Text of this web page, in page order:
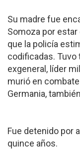
Su madre fue
Somoza por
que la policía
codificadas. Tuvo
exgeneral, líder
murió en
Germania,
Fue detenido por
quince años.